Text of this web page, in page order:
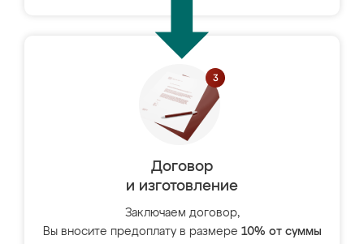
Договор
и изготовление
Заключаем договор,
Вы вносите предоплату в размере 10% от суммы